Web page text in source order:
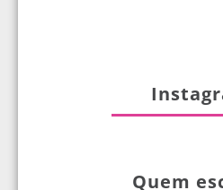
Quem